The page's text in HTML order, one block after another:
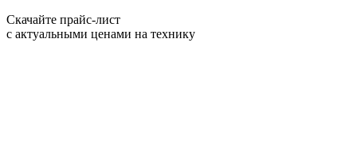
Скачайте прайс-лист
с актуальными ценами на технику